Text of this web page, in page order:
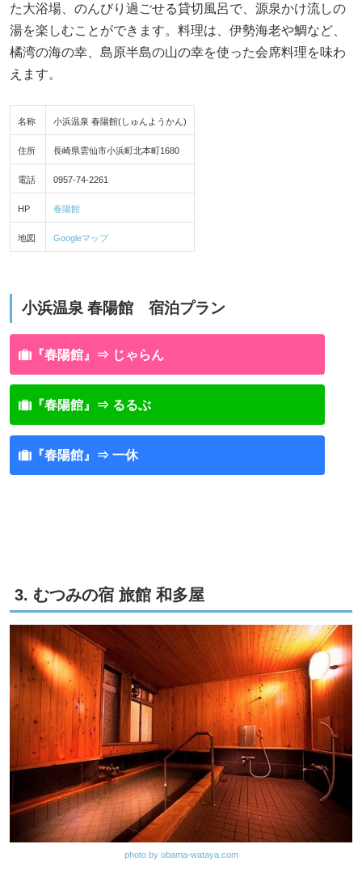
た大浴場、のんびり過ごせる貸切風呂で、源泉かけ流しの
湯を楽しむことができます。料理は、伊勢海老や鯛など、
橘湾の海の幸、島原半島の山の幸を使った会席料理を味わ
えます。
名称 小浜温泉 春陽館(しゅんようかん)
住所 長崎県雲仙市小浜町北本町1680
電話 0957-74-2261
HP 春陽館
地図 Googleマップ
小浜温泉 春陽館 宿泊プラン
『春陽館』⇒ じゃらん
『春陽館』⇒ るるぶ
『春陽館』⇒ 一休
3. むつみの宿 旅館 和多屋
photo by obama-wataya.com